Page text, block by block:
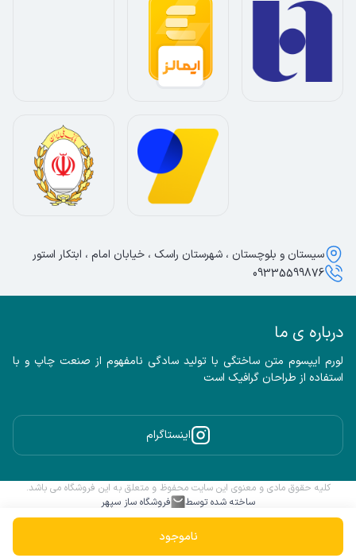
ناموجود
درباره ی ما
استفاده از طراحان گرافیک است
اینستاگرام
سیستان و بلوچستان ، شهرستان راسک ، خیابان امام ، ابتکار استور
09335599876
کلیه حقوق مادی و معنوی این سایت محفوظ و متعلق به این فروشگاه می باشد.
ساخته شده توسط
فروشگاه ساز سپهر